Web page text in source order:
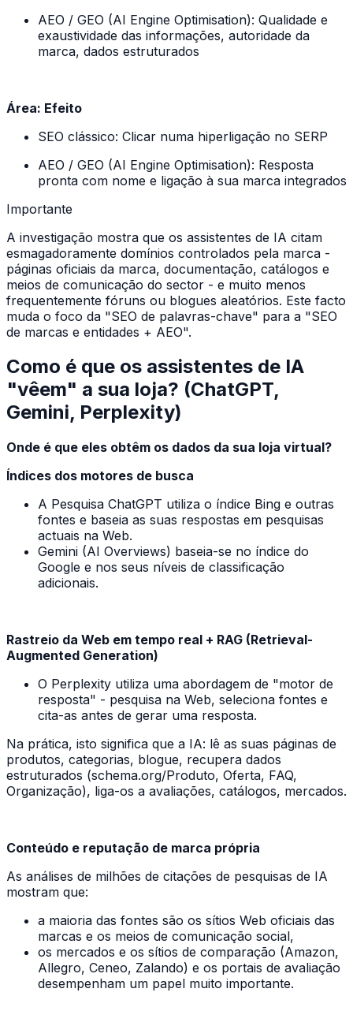
AEO / GEO (AI Engine Optimisation): Qualidade e
exaustividade das informações, autoridade da
marca, dados estruturados
Área: Efeito
SEO clássico: Clicar numa hiperligação no SERP
AEO / GEO (AI Engine Optimisation): Resposta
pronta com nome e ligação à sua marca integrados
Importante
A investigação mostra que os assistentes de IA citam
esmagadoramente domínios controlados pela marca -
páginas oficiais da marca, documentação, catálogos e
meios de comunicação do sector - e muito menos
frequentemente fóruns ou blogues aleatórios. Este facto
muda o foco da "SEO de palavras-chave" para a "SEO
de marcas e entidades + AEO".
Como é que os assistentes de IA
"vêem" a sua loja? (ChatGPT,
Gemini, Perplexity)
Onde é que eles obtêm os dados da sua loja virtual?
Índices dos motores de busca
A Pesquisa ChatGPT utiliza o índice Bing e outras
fontes e baseia as suas respostas em pesquisas
actuais na Web.
Gemini (AI Overviews) baseia-se no índice do
Google e nos seus níveis de classificação
adicionais.
Rastreio da Web em tempo real + RAG (Retrieval-
Augmented Generation)
O Perplexity utiliza uma abordagem de "motor de
resposta" - pesquisa na Web, seleciona fontes e
cita-as antes de gerar uma resposta.
Na prática, isto significa que a IA: lê as suas páginas de
produtos, categorias, blogue, recupera dados
estruturados (schema.org/Produto, Oferta, FAQ,
Organização), liga-os a avaliações, catálogos, mercados.
Conteúdo e reputação de marca própria
As análises de milhões de citações de pesquisas de IA
mostram que:
a maioria das fontes são os sítios Web oficiais das
marcas e os meios de comunicação social,
os mercados e os sítios de comparação (Amazon,
Allegro, Ceneo, Zalando) e os portais de avaliação
desempenham um papel muito importante.